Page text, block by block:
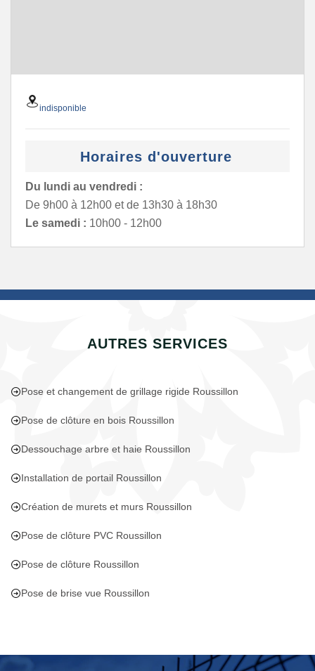
indisponible
Horaires d'ouverture
Du lundi au vendredi :
De 9h00 à 12h00 et de 13h30 à 18h30
Le samedi : 10h00 - 12h00
AUTRES SERVICES
Pose et changement de grillage rigide Roussillon
Pose de clôture en bois Roussillon
Dessouchage arbre et haie Roussillon
Installation de portail Roussillon
Création de murets et murs Roussillon
Pose de clôture PVC Roussillon
Pose de clôture Roussillon
Pose de brise vue Roussillon